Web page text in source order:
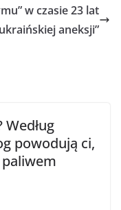
w czasie 23 lat
aneksji”
powodują ci,